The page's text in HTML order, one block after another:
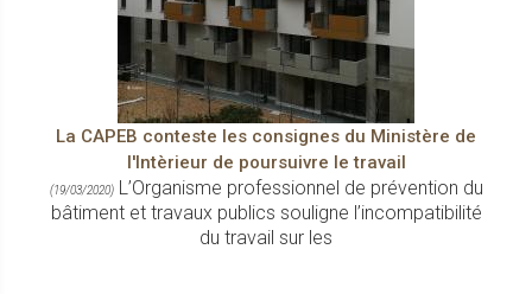
La CAPEB conteste les consignes du Ministère de
l'Intèrieur de poursuivre le travail
(19/03/2020)L’Organisme professionnel de prévention du
bâtiment et travaux publics souligne l’incompatibilité
du travail sur les